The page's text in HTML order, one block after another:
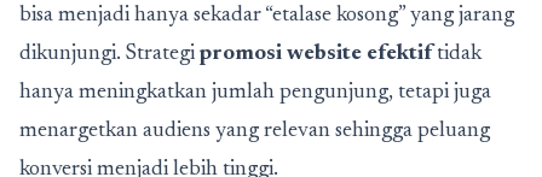
bisa menjadi hanya sekadar “etalase kosong” yang jarang
dikunjungi. Strategi promosi website efektif tidak
hanya meningkatkan jumlah pengunjung, tetapi juga
menargetkan audiens yang relevan sehingga peluang
konversi menjadi lebih tinggi.